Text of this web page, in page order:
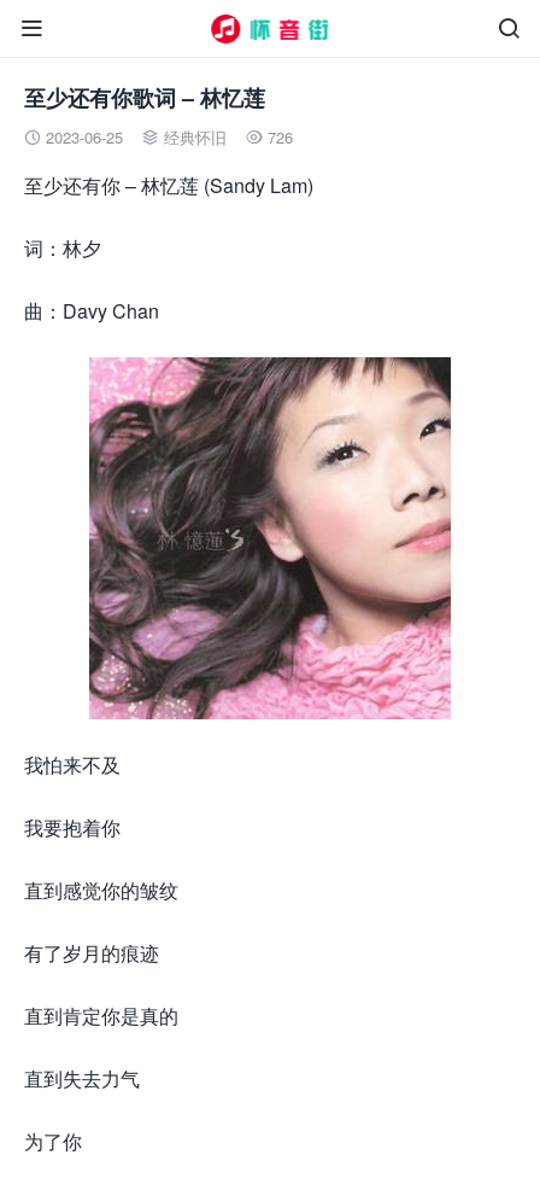


至少还有你歌词 – 林忆莲
 2023-06-25  经典怀旧  726
至少还有你 – 林忆莲 (Sandy Lam)
词：林夕
曲：Davy Chan
我怕来不及
我要抱着你
直到感觉你的皱纹
有了岁月的痕迹
直到肯定你是真的
直到失去力气
为了你